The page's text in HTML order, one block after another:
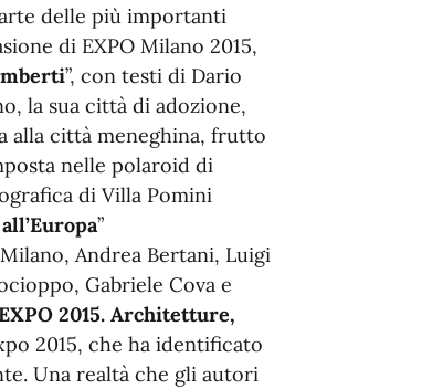
delle più importanti
di EXPO Milano 2015,
”, con testi di Dario
la sua città di adozione,
alla città meneghina, frutto
nelle polaroid di
di Villa Pomini
”
Andrea Bertani, Luigi
Gabriele Cova e
2015. Architetture,
2015, che ha identificato
Una realtà che gli autori